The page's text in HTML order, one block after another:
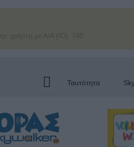
χρήστη με Α/Α (ID): 740
Ταυτότητα